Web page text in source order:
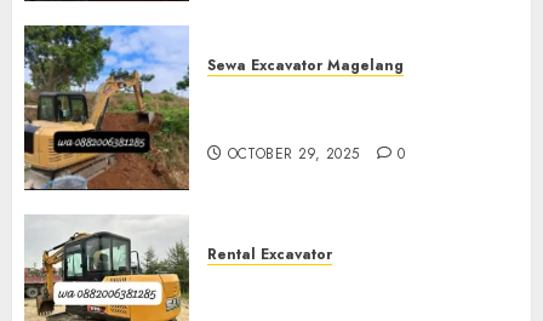
Sewa Excavator Magelang
OCTOBER 29, 2025 0
Rental Excavator